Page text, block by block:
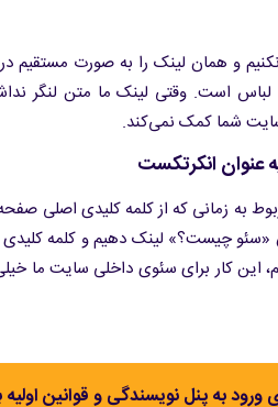
و همان لینک را به صورت مستقیم
لباس است. وقتی لینک ما متن لنگر
شما کمک نمی‌کند.
به زمانی که از کلمه کلیدی اصلی
چیست؟» لینک دهیم و کلمه
ورود به پنل نویسندگی و قوانین